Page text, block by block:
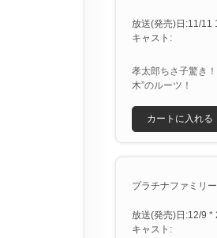
放送(発売)日:11/11
キャスト:
孝太郎ちさ子驚き
木”のルーツ！
カートに入れる
プラチナファミリ
放送(発売)日:12/9 *
キャスト: